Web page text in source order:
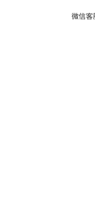
微信客